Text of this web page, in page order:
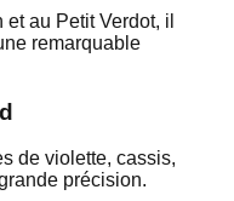
au Petit Verdot, il
remarquable
de violette, cassis,
précision.